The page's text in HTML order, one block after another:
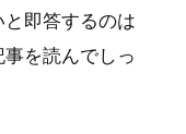
即答するのは
を読んでしっ